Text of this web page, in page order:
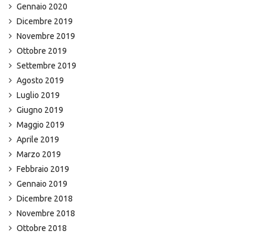
Gennaio 2020
Dicembre 2019
Novembre 2019
Ottobre 2019
Settembre 2019
Agosto 2019
Luglio 2019
Giugno 2019
Maggio 2019
Aprile 2019
Marzo 2019
Febbraio 2019
Gennaio 2019
Dicembre 2018
Novembre 2018
Ottobre 2018